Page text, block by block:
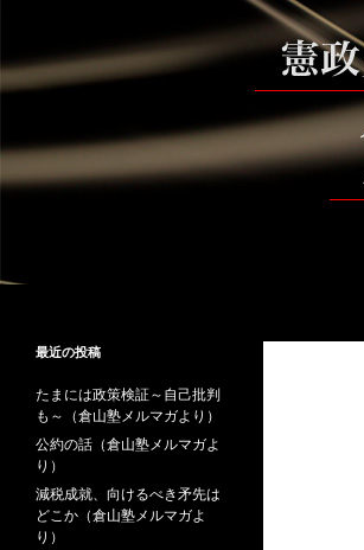
テ
ン
へ
ス
倉山満の砦～誰も教えない時事と教
最近の投稿
たまには政策検証～自己批判
も～（倉山塾メルマガより）
公約の話（倉山塾メルマガよ
り）
減税成就、向けるべき矛先は
どこか（倉山塾メルマガよ
り）